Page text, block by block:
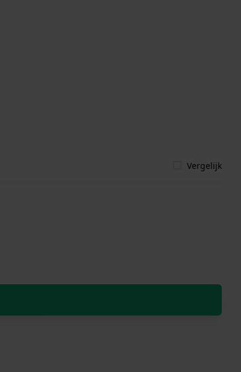
Vergelijk